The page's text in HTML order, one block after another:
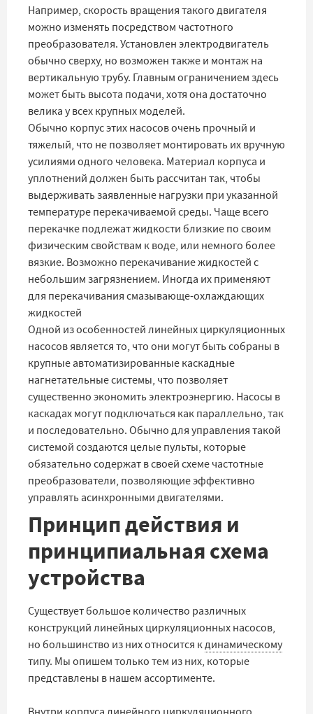
Например, скорость вращения такого двигателя
можно изменять посредством частотного
преобразователя. Установлен электродвигатель
обычно сверху, но возможен также и монтаж на
вертикальную трубу. Главным ограничением здесь
может быть высота подачи, хотя она достаточно
велика у всех крупных моделей.
Обычно корпус этих насосов очень прочный и
тяжелый, что не позволяет монтировать их вручную
усилиями одного человека. Материал корпуса и
уплотнений должен быть рассчитан так, чтобы
выдерживать заявленные нагрузки при указанной
температуре перекачиваемой среды. Чаще всего
перекачке подлежат жидкости близкие по своим
физическим свойствам к воде, или немного более
вязкие. Возможно перекачивание жидкостей с
небольшим загрязнением. Иногда их применяют
для перекачивания смазывающе-охлаждающих
жидкостей
Одной из особенностей линейных циркуляционных
насосов является то, что они могут быть собраны в
крупные автоматизированные каскадные
нагнетательные системы, что позволяет
существенно экономить электроэнергию. Насосы в
каскадах могут подключаться как параллельно, так
и последовательно. Обычно для управления такой
системой создаются целые пульты, которые
обязательно содержат в своей схеме частотные
преобразователи, позволяющие эффективно
управлять асинхронными двигателями.
Принцип действия и
принципиальная схема
устройства
Существует большое количество различных
конструкций линейных циркуляционных насосов,
но большинство из них относится кдинамическому
типу. Мы опишем только тем из них, которые
представлены в нашем ассортименте.